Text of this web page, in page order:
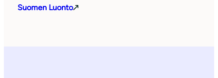
Suomen Luonto